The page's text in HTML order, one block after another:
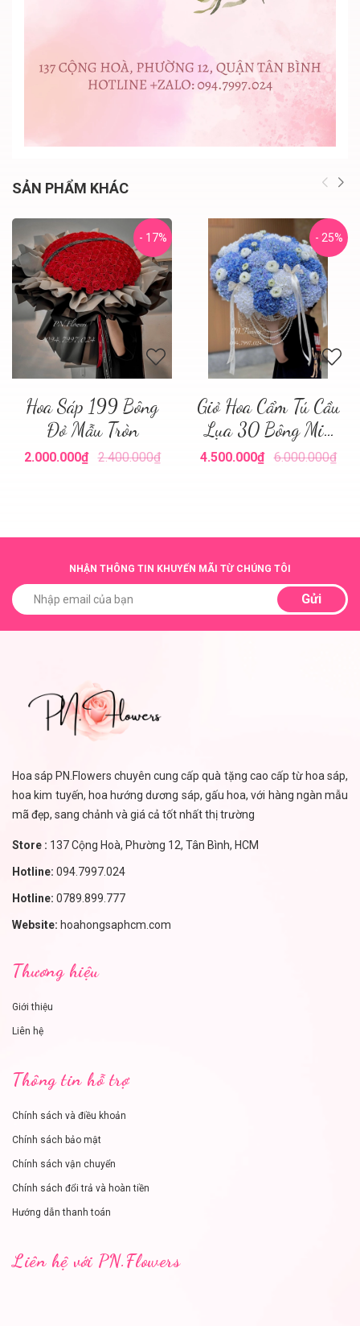
SẢN PHẨM KHÁC
- 17%
Hoa Sáp 199 Bông
Đỏ Mẫu Tròn
2.000.000₫ 2.400.000₫
- 25%
Giỏ Hoa Cẩm Tú Cầu
Lụa 30 Bông Mix
Tone Xanh
4.500.000₫ 6.000.000₫
NHẬN THÔNG TIN KHUYẾN MÃI TỪ CHÚNG TÔI
Gửi
Hoa sáp PN.Flowers chuyên cung cấp quà tặng cao cấp từ hoa sáp,
hoa kim tuyến, hoa hướng dương sáp, gấu hoa, với hàng ngàn mẫu
mã đẹp, sang chảnh và giá cả tốt nhất thị trường
Store : 137 Cộng Hoà, Phường 12, Tân Bình, HCM
Hotline: 094.7997.024
Hotline: 0789.899.777
Website: hoahongsaphcm.com
Thương hiệu
Giới thiệu
Liên hệ
Thông tin hỗ trợ
Chính sách và điều khoản
Chính sách bảo mật
Chính sách vận chuyển
Chính sách đổi trả và hoàn tiền
Hướng dẫn thanh toán
Liên hệ với PN.Flowers